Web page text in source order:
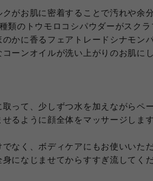
がお肌に密着することで汚れや余
類のトウモロコシパウダーがスク
かに香るフェアトレードシナモン
ーンオイルが洗い上がりのお肌に
取って、少しずつ水を加えながらペ
るように顔全体をマッサージします
なく、ボディケアにもお使いいた
になじませてからすすぎ流してくだ